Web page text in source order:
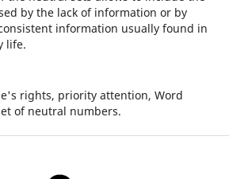
by the lack of information or by
information usually found in
life.
rights, priority attention, Word
of neutral numbers.